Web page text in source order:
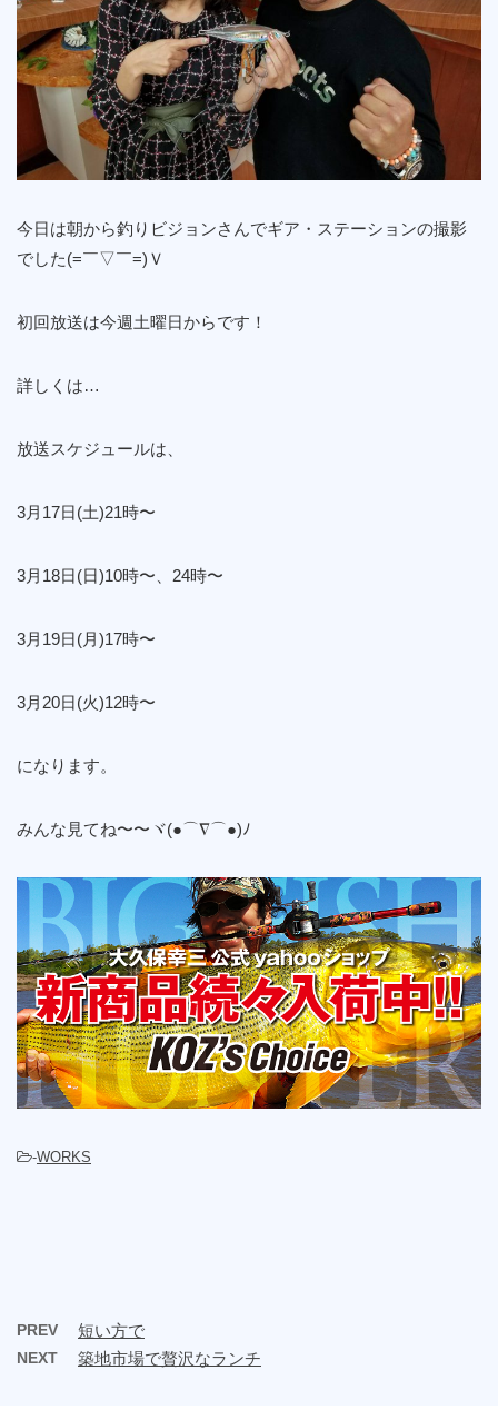
今日は朝から釣りビジョンさんでギア・ステーションの撮影
でした(=￣▽￣=)Ｖ
初回放送は今週土曜日からです！
詳しくは…
放送スケジュールは、
3月17日(土)21時〜
3月18日(日)10時〜、24時〜
3月19日(月)17時〜
3月20日(火)12時〜
になります。
みんな見てね〜〜ヾ(●⌒∇⌒●)ﾉ
-WORKS
PREV 短い方で
NEXT 築地市場で贅沢なランチ